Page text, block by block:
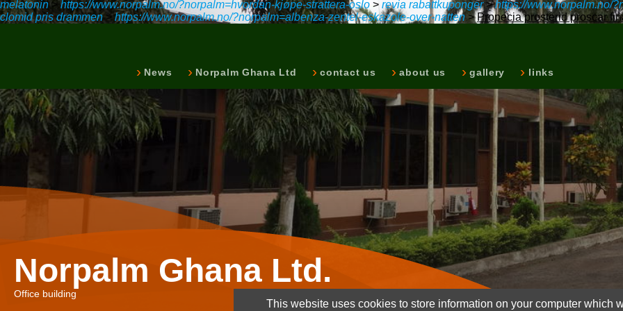
melatonin>https://www.norpalm.no/?norpalm=hvordan-kjøpe-strattera-oslo > revia rabattkuponger>https://www.norpalm.no/
clomid pris drammen>https://www.norpalm.no/?norpalm=albenza-zentel-eskazole-over-natten>Propecia prosterid proscar
News Norpalm Ghana Ltd contact us about us gallery links
Norpalm Ghana Ltd.
Office building
This website uses cookies to store information on your computer which